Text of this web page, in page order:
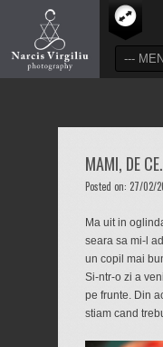
MAMI, DE
Posted on: 27/02/
Ma uit in
seara sa mi-l
un copil mai
Si-ntr-o zi a
pe frunte. Din
stiam cand